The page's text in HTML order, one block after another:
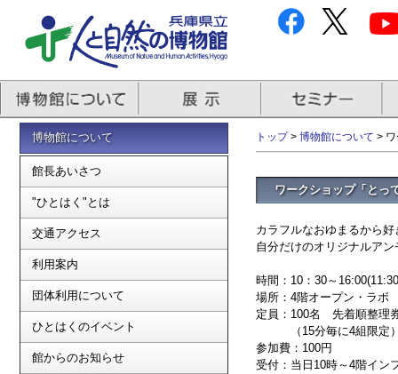
博物館について
館長あいさつ
"ひとはく"とは
交通アクセス
利用案内
団体利用について
ひとはくのイベント
館からのお知らせ
トップ> 博物館について >
ワークショップ「とっ
カラフルなおゆまるから
自分だけのオリジナルア
時間：10：30～
場所：4階オープン・ラボ
定員：100名 先着順整
（15分毎に4組限定
参加費：100円
受付：当日10時～4階イン